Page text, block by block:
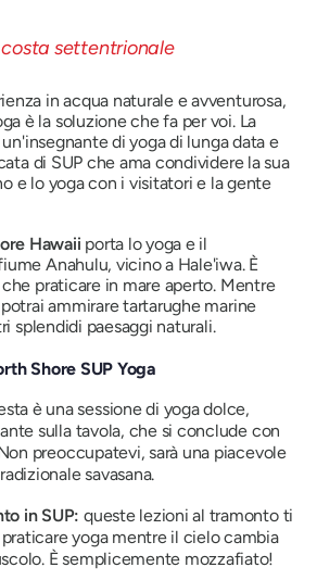
in acqua naturale e avventurosa,
è la soluzione che fa per voi. La
di yoga di lunga data e
di SUP che ama condividere la sua
e lo yoga con i visitatori e la gente
Hawaii porta lo yoga e il
Anahulu, vicino a Hale'iwa. È
praticare in mare aperto. Mentre
ammirare tartarughe marine
splendidi paesaggi naturali.
Shore SUP Yoga
è una sessione di yoga dolce,
sulla tavola, che si conclude con
preoccupatevi, sarà una piacevole
savasana.
in SUP: queste lezioni al tramonto ti
yoga mentre il cielo cambia
È semplicemente mozzafiato!